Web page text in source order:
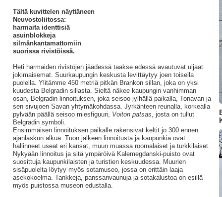
Tältä kuvittelen näyttäneen
Neuvostoliitossa:
harmaita identtisiä
asuinblokkeja
silmänkantamattomiin
suorissa rivistöissä.
Heti harmaiden rivistöjen jäädessä taakse edessä avautuvat uljaat
jokimaisemat. Suurkaupungin keskusta levittäytyy joen toisella
puolella. Ylitämme 450 metriä pitkän Brankon sillan, joka on yksi
kuudesta Belgradin sillasta. Sieltä näkee kaupungin vanhimman
osan, Belgradin linnoituksen, joka seisoo jylhällä paikalla, Tonavan ja
sen sivujoen Savan yhtymäkohdassa. Jyrkänteen reunalla, korkealla
pylvään päällä seisoo miesfiguuri, Voiton patsas, josta on tullut
Belgradin symboli.
Ensimmäisen linnoituksen paikalle rakensivat keltit jo 300 ennen
ajanlaskun alkua. Tuon jälkeen linnoitusta ja kaupunkia ovat
hallinneet useat eri kansat, muun muassa roomalaiset ja turkkilaiset.
Nykyään linnoitus ja sitä ympäröivä Kalemegdanski-puisto ovat
suosittuja kaupunkilaisten ja turistien keskuudessa. Muurien
sisäpuolelta löytyy myös sotamuseo, jossa on erittäin laaja
asekokoelma. Tankkeja, panssarivaunuja ja sotakalustoa on esillä
myös puistossa museon edustalla.